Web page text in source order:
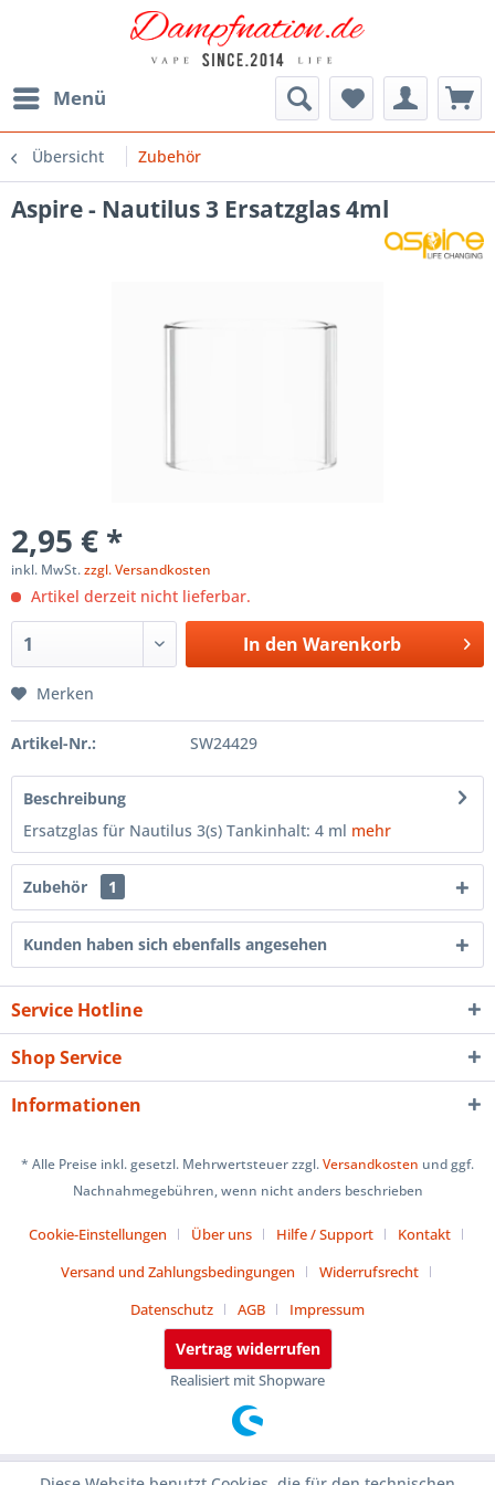
Menü
Übersicht Zubehör
Aspire - Nautilus 3 Ersatzglas 4ml
2,95 € *
inkl. MwSt.zzgl. Versandkosten
Artikel derzeit nicht lieferbar.
In den Warenkorb
Merken
Artikel-Nr.: SW24429
Beschreibung
Ersatzglas für Nautilus 3(s) Tankinhalt: 4 ml mehr
Zubehör 1
Kunden haben sich ebenfalls angesehen
Service Hotline
Shop Service
Informationen
* Alle Preise inkl. gesetzl. Mehrwertsteuer zzgl.Versandkosten und ggf.
Nachnahmegebühren, wenn nicht anders beschrieben
Cookie-Einstellungen Über uns Hilfe / Support
Kontakt
Versand und Zahlungsbedingungen
Widerrufsrecht
Datenschutz
AGB Impressum
Vertrag widerrufen
Realisiert mit Shopware